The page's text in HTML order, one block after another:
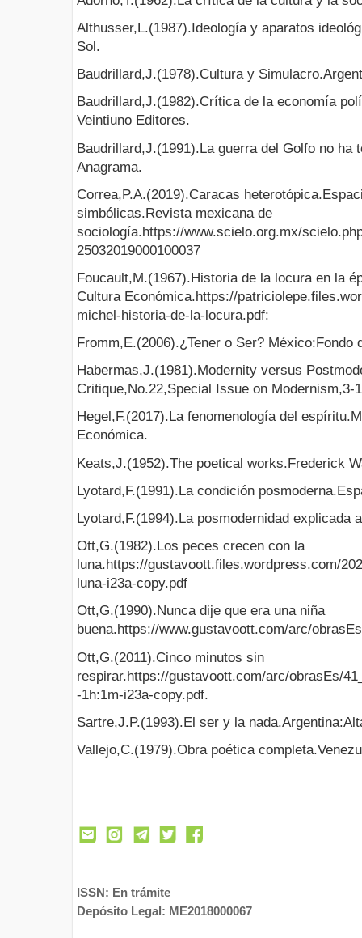
Althusser,L.(1987).Ideología y aparatos
Sol.
Baudrillard,J.(1978).Cultura y
Baudrillard,J.(1982).Crítica de la economía
Veintiuno Editores.
Baudrillard,J.(1991).La guerra del Golfo no ha
Anagrama.
Correa,P.A.(2019).Caracas
simbólicas.Revista mexicana de
sociología.https://www.scielo.org.mx/
25032019000100037
Foucault,M.(1967).Historia de la locura en la
Cultura Económica.https://
michel-historia-de-la-locura.pdf:
Fromm,E.(2006).¿Tener o Ser? México:Fondo
Habermas,J.(1981).Modernity versus
Critique,No.22,Special Issue on Modernism,3-
Hegel,F.(2017).La fenomenología del
Económica.
Keats,J.(1952).The poetical works.Frederick
Lyotard,F.(1991).La condición
Lyotard,F.(1994).La posmodernidad explicada
Ott,G.(1982).Los peces crecen con la
luna.https://gustavoott.files.wordpress.com/
luna-i23a-copy.pdf
Ott,G.(1990).Nunca dije que era una niña
buena.https://www.gustavoott.com/arc/
Ott,G.(2011).Cinco minutos sin
respirar.https://gustavoott.com/arc/obrasEs/
-1h:1m-i23a-copy.pdf.
Sartre,J.P.(1993).El ser y la
Vallejo,C.(1979).Obra poética
ISSN: En trámite
Depósito Legal: ME2018000067